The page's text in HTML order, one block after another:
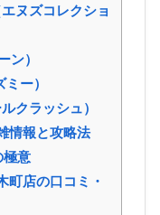
ヌズコレクショ
）
ー）
クラッシュ）
情報と攻略法
意
町店の口コミ・